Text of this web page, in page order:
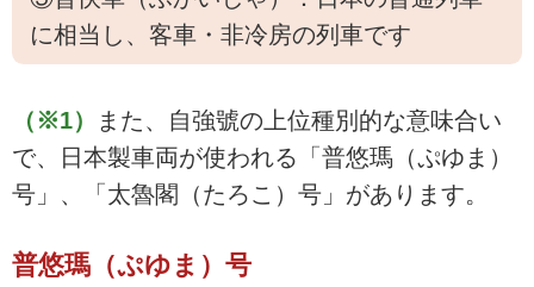
に相当し、客車・非冷房の列車です
（※1）
また、自強號の上位種別的な意味合い
で、日本製車両が使われる「普悠瑪（ぷゆま）
号」、「太魯閣（たろこ）号」があります。
普悠瑪（ぷゆま）号